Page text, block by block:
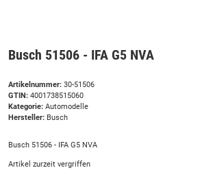
Busch 51506 - IFA G5 NVA
Artikelnummer: 30-51506
GTIN: 4001738515060
Kategorie: Automodelle
Hersteller: Busch
Busch 51506 - IFA G5 NVA
Artikel zurzeit vergriffen